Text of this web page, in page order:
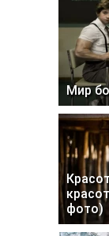
Мир
фото)